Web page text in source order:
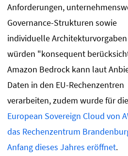
Anforderungen,
Governance-Strukturen sowie
individuelle Architekturvorgaben
würden "konsequent
Amazon Bedrock kann laut
Daten in den EU-Rechenzentren
verarbeiten, zudem wurde für die
European Sovereign Cloud von
das Rechenzentrum
Anfang dieses Jahres eröffnet.